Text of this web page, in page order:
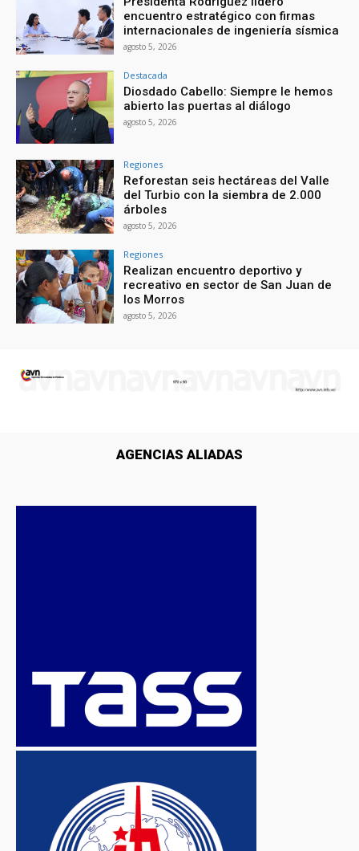
encuentro estratégico con firmas
internacionales de ingeniería sísmica
agosto 5, 2026
Destacada
Diosdado Cabello: Siempre le hemos
abierto las puertas al diálogo
agosto 5, 2026
Regiones
Reforestan seis hectáreas del Valle
del Turbio con la siembra de 2.000
árboles
agosto 5, 2026
Regiones
Realizan encuentro deportivo y
recreativo en sector de San Juan de
los Morros
agosto 5, 2026
AGENCIAS ALIADAS